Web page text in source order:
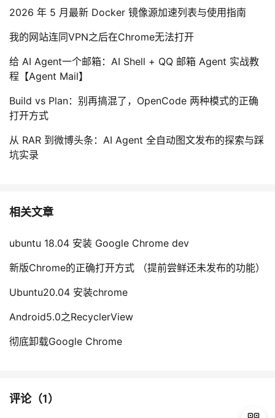
2026 年 5 月最新 Docker 镜像源加速列表与使用指南
我的网站连同VPN之后在Chrome无法打开
给 AI Agent一个邮箱：AI Shell + QQ 邮箱 Agent 实战教
程【Agent Mail】
Build vs Plan：别再搞混了，OpenCode 两种模式的正确
打开方式
从 RAR 到微博头条：AI Agent 全自动图文发布的探索与踩
坑实录
相关文章
ubuntu 18.04 安装 Google Chrome dev
新版Chrome的正确打开方式 （提前尝鲜还未发布的功能）
Ubuntu20.04 安装chrome
Android5.0之RecyclerView
彻底卸载Google Chrome
评论（1）